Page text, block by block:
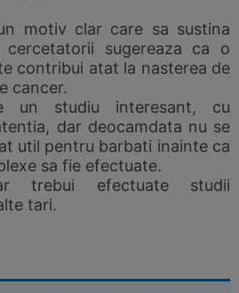
motiv clar care sa sustina
sugereaza ca o
contribui atat la nasterea de
cancer.
un studiu interesant, cu
dar deocamdata nu se
util pentru barbati inainte ca
sa fie efectuate.
trebui efectuate studii
tari.